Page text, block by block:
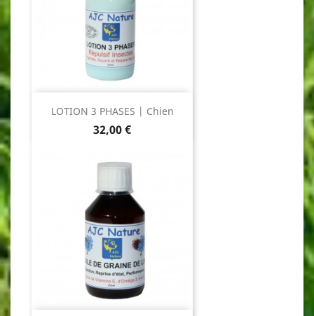
LOTION 3 PHASES | Chien
Prix
32,00 €